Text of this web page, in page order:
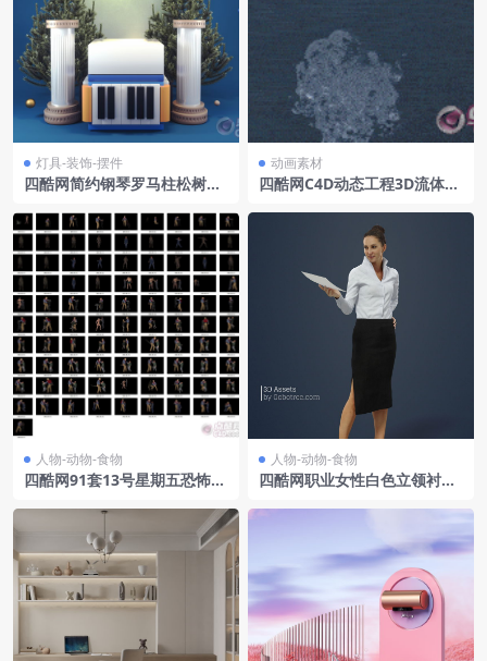
灯具-装饰-摆件
四酷网简约钢琴罗马柱松树音
动画素材
四酷网C4D动态工程3D流体动
人物-动物-食物
四酷网91套13号星期五恐怖游
人物-动物-食物
四酷网职业女性白色立领衬
D模型工程